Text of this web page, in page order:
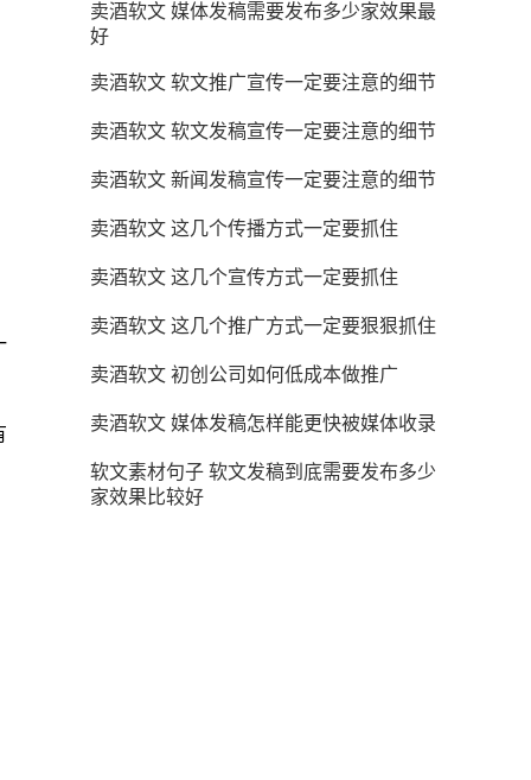
卖酒软文 媒体发稿需要发布多少家效果最
好
卖酒软文 软文推广宣传一定要注意的细节
卖酒软文 软文发稿宣传一定要注意的细节
卖酒软文 新闻发稿宣传一定要注意的细节
卖酒软文 这几个传播方式一定要抓住
卖酒软文 这几个宣传方式一定要抓住
卖酒软文 这几个推广方式一定要狠狠抓住
卖酒软文 初创公司如何低成本做推广
卖酒软文 媒体发稿怎样能更快被媒体收录
软文素材句子 软文发稿到底需要发布多少
家效果比较好